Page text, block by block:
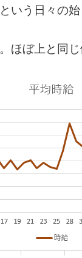
いう日々の始
ほぼ上と同じ